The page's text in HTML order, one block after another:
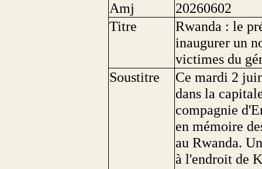
Amj
20260602
Titre
Rwanda : le
inaugurer un
victimes du
Soustitre
Ce mardi 2
dans la
compagnie
en mémoire
au Rwanda.
à l'endroit de